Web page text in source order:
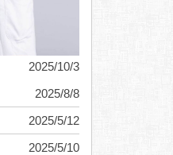
2025/10/3
2025/8/8
2025/5/12
2025/5/10